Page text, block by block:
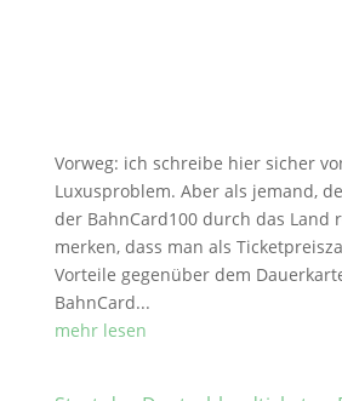
Vorweg: ich schreibe hier sicher
Luxusproblem. Aber als jemand,
der BahnCard100 durch das Land
merken, dass man als
Vorteile gegenüber dem
BahnCard...
mehr lesen